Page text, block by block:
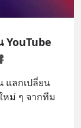
YouTube
แลกเปลี่ยน
หม่ ๆ จากทีม